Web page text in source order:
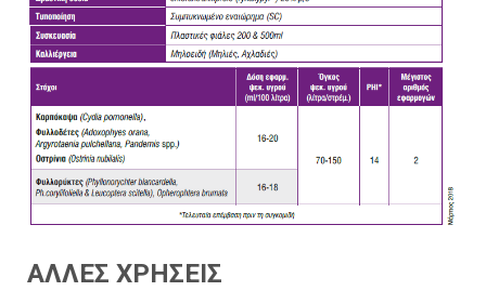
ΑΛΛΕΣ ΧΡΗΣΕΙΣ